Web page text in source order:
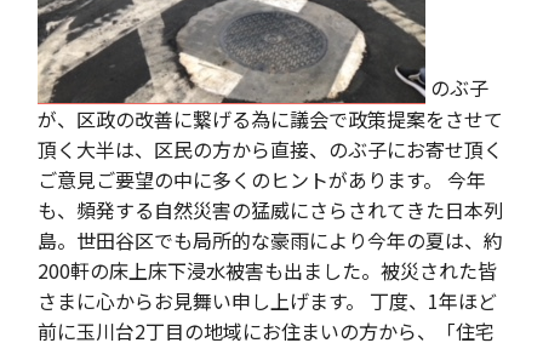
のぶ子
が、区政の改善に繋げる為に議会で政策提案をさせて
頂く大半は、区民の方から直接、のぶ子にお寄せ頂く
ご意見ご要望の中に多くのヒントがあります。 今年
も、頻発する自然災害の猛威にさらされてきた日本列
島。世田谷区でも局所的な豪雨により今年の夏は、約
200軒の床上床下浸水被害も出ました。被災された皆
さまに心からお見舞い申し上げます。 丁度、1年ほど
前に玉川台2丁目の地域にお住まいの方から、「住宅